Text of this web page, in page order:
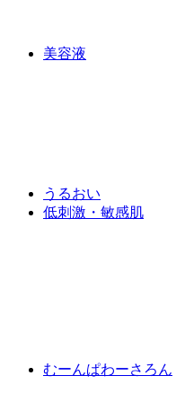
美容液
うるおい
低刺激・敏感肌
むーんぱわーさろん